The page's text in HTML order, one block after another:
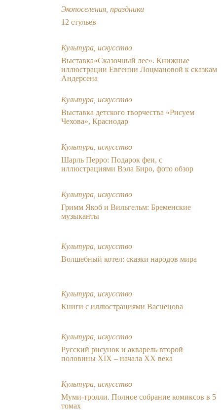
Экопоселения, праздники
12 стульев
Культура, искусство
Выставка«Сказочный лес». Книжные
иллюстрации Евгении Лоцмановой к сказкам
Андерсена
Культура, искусство
Выставка детского творчества «Рисуем
Чехова», Краснодар
Культура, искусство
Шарль Перро: Подарок феи, с
иллюстрациями Вэла Биро, фото обзор
Культура, искусство
Гримм Якоб и Вильгельм: Бременские
музыканты
Культура, искусство
Волшебный котел: сказки народов мира
Культура, искусство
Книги с иллюстрациями Васнецова
Культура, искусство
Русский рисунок и акварель второй
половины XIX – начала XX века
Культура, искусство
Муми-тролли. Полное собрание комиксов в 5
томах